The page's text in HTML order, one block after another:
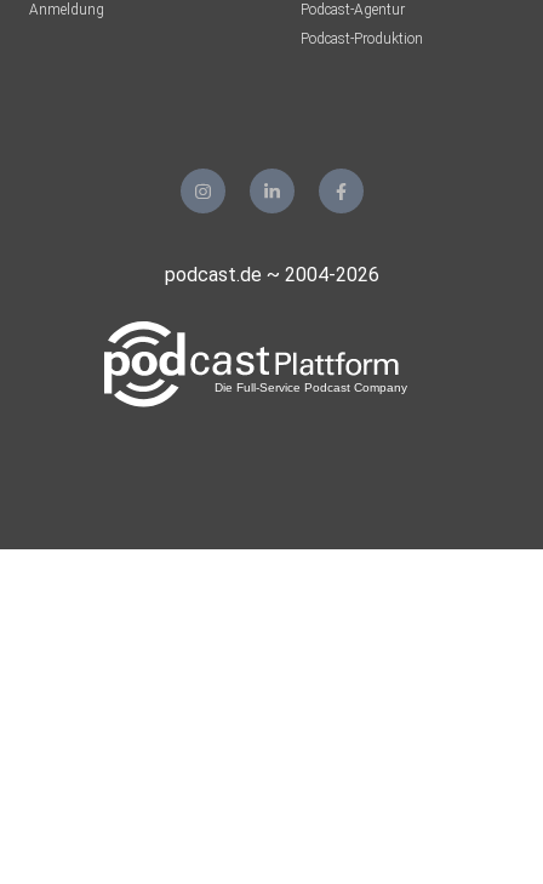
Anmeldung
Podcast-Agentur
Podcast-Produktion
podcast.de ~ 2004-2026